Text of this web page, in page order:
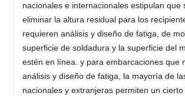
nacionales e internacionales estipulan que
eliminar la altura residual para los
requieren análisis y diseño de fatiga, de
superficie de soldadura y la superficie del
estén en línea. y para embarcaciones que
análisis y diseño de fatiga, la mayoría de
nacionales y extranjeras permiten un